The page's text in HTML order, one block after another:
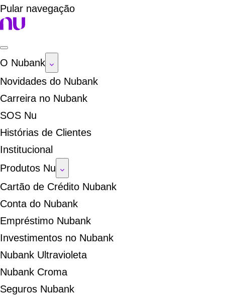
Pular navegação
O Nubank
Novidades do Nubank
Carreira no Nubank
SOS Nu
Histórias de Clientes
Institucional
Produtos Nu
Cartão de Crédito Nubank
Conta do Nubank
Empréstimo Nubank
Investimentos no Nubank
Nubank Ultravioleta
Nubank Croma
Seguros Nubank